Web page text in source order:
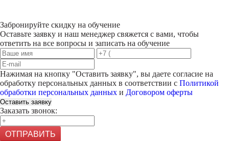
Забронируйте скидку на обучение
Оставьте заявку и наш менеджер свяжется с вами, чтобы
ответить на все вопросы и записать на обучение
Нажимая на кнопку "Оставить заявку", вы даете согласие на
обработку персональных данных в соответствии с Политикой
обработки персональных данных и Договором оферты
Оставить заявку
Заказать звонок:
ОТПРАВИТЬ